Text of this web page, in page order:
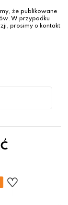
że publikowane
W przypadku
prosimy o kontakt